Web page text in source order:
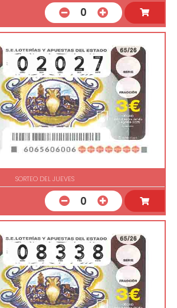
0
SORTEO DEL JUEVES
0